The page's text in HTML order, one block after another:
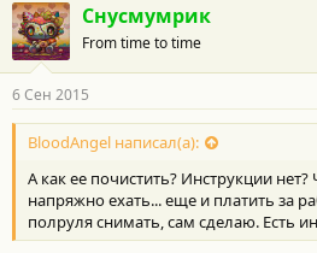
Снусмумрик
From time to time
6 Сен 2015
BloodAngel написал(а):
А как ее почистить? Инструкции
напряжно ехать... еще и платить за
полруля снимать, сам сделаю. Есть